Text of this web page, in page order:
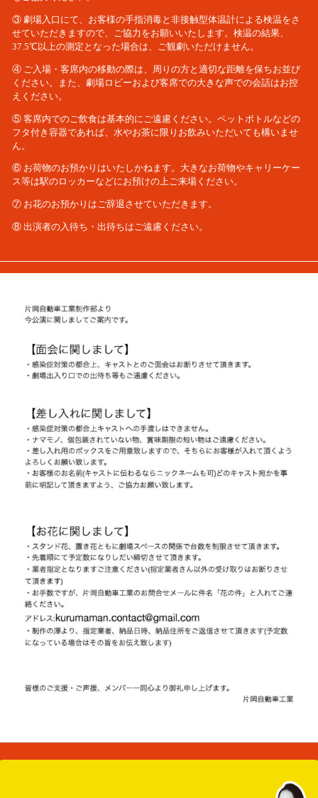
③ 劇場入口にて、お客様の手指消毒と非接触型体温計による検温をさ
せていただきますので、ご協力をお願いいたします。検温の結果、
37.5℃以上の測定となった場合は、ご観劇いただけません。
④ ご入場・客席内の移動の際は、周りの方と適切な距離を保ちお並び
ください。また、劇場ロビーおよび客席での大きな声での会話はお控
えください。
⑤ 客席内でのご飲食は基本的にご遠慮ください。ペットボトルなどの
フタ付き容器であれば、水やお茶に限りお飲みいただいても構いませ
ん。
⑥ お荷物のお預かりはいたしかねます。大きなお荷物やキャリーケー
ス等は駅のロッカーなどにお預けの上ご来場ください。
⑦ お花のお預かりはご辞退させていただきます。
⑧ 出演者の入待ち・出待ちはご遠慮ください。